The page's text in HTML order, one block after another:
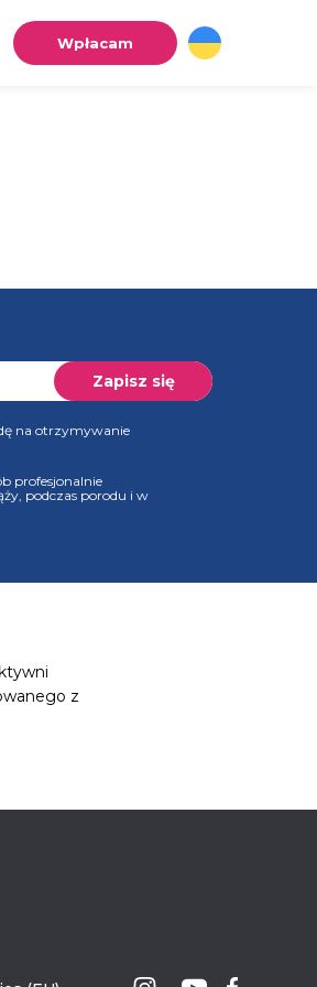
Wpłacam
na otrzymywanie
profesjonalnie
podczas porodu i w
z